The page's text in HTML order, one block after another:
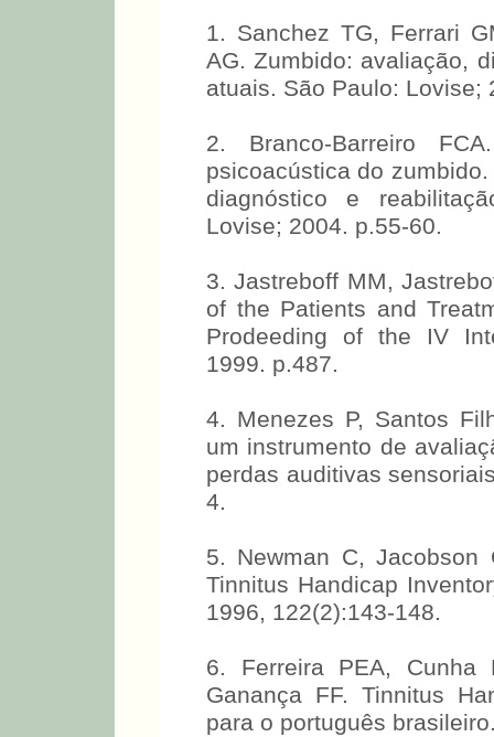
1. Sanchez TG, Ferrari
AG. Zumbido: avaliação,
atuais. São Paulo: Lovise;
2. Branco-Barreiro
psicoacústica do
diagnóstico e
Lovise; 2004. p.55-60.
3. Jastreboff MM,
of the Patients and
Prodeeding of the IV
1999. p.487.
4. Menezes P, Santos
um instrumento de
perdas auditivas
4.
5. Newman C, Jacobson
Tinnitus Handicap
1996, 122(2):143-148.
6. Ferreira PEA, Cunha
Ganança FF. Tinnitus
para o português